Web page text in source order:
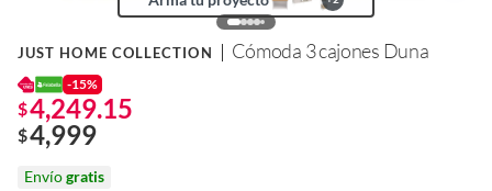
JUST HOME COLLECTION Cómoda 3 cajones Duna
-15%
$4,249.15
$4,999
Envíogratis